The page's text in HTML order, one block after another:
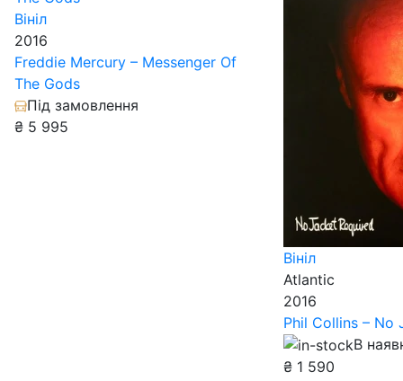
Вініл
2016
Freddie Mercury – Messenger Of
The Gods
Під замовлення
₴ 5 995
Вініл
Atlantic
2016
Phil Collins – No
В
₴ 1 590